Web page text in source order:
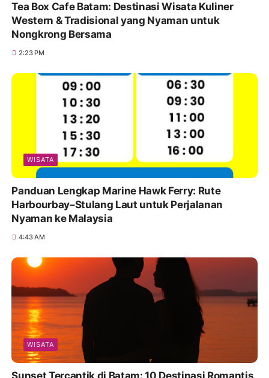
Tea Box Cafe Batam: Destinasi Wisata Kuliner
Western & Tradisional yang Nyaman untuk
Nongkrong Bersama
2:23 PM
WISATA
Panduan Lengkap Marine Hawk Ferry: Rute
Harbourbay–Stulang Laut untuk Perjalanan
Nyaman ke Malaysia
4:43 AM
WISATA
Sunset Tercantik di Batam: 10 Destinasi Romantis